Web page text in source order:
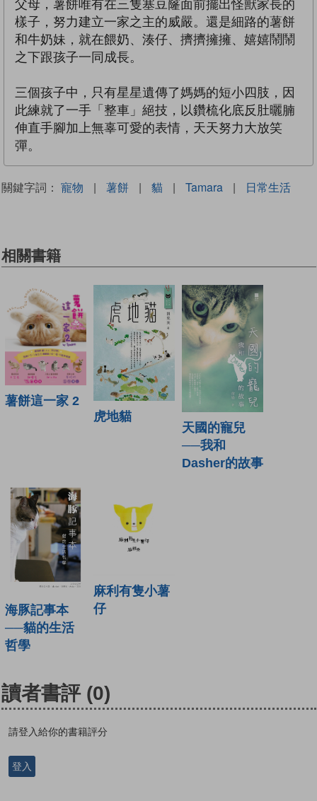
父母，薯餅唯有在三隻塞豆窿面前擺出怪獸家長的
樣子，努力建立一家之主的威嚴。還是細路的薯餅
和牛奶妹，就在餵奶、湊仔、擠擠擁擁、嬉嬉鬧鬧
之下跟孩子一同成長。
三個孩子中，只有星星遺傳了媽媽的短小四肢，因
此練就了一手「整車」絕技，以鑽梳化底反肚曬腩
伸直手腳加上無辜可愛的表情，天天努力大放笑
彈。
關鍵字詞： 寵物 | 薯餅 | 貓 | Tamara | 日常生活
相關書籍
薯餅這一家 2
虎地貓
天國的寵兒
──我和
Dasher的故事
海豚記事本
──貓的生活
哲學
麻利有隻小薯
仔
讀者書評 (0)
請登入給你的書籍評分
登入